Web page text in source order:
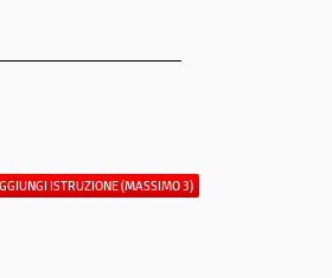
ISTRUZIONE (MASSIMO 3)